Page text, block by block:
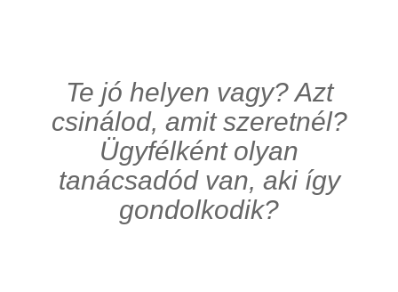
Te jó helyen vagy? Azt
csinálod, amit szeretnél?
Ügyfélként olyan
tanácsadód van, aki így
gondolkodik?